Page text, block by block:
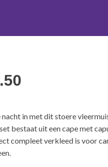
nacht in met dit stoere
bestaat uit een cape met
compleet verkleed is voor